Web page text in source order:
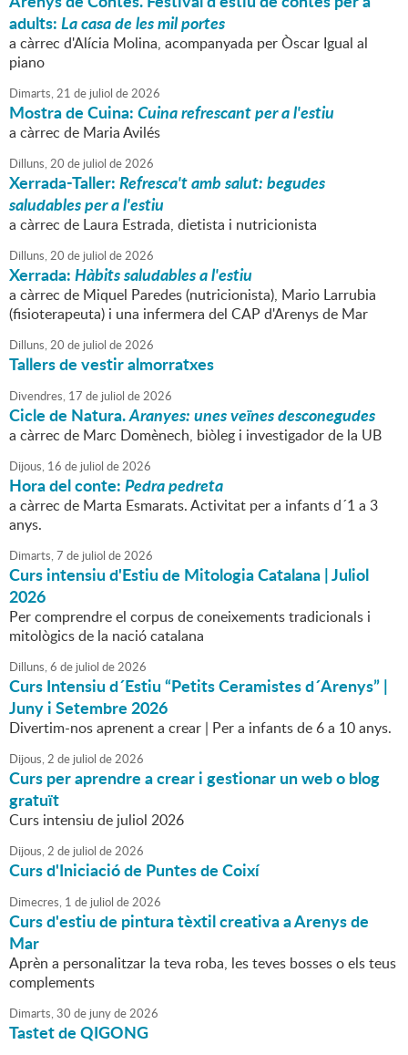
adults:La casa de les mil portes
a càrrec d'Alícia Molina, acompanyada per Òscar Igual al
piano
Dimarts,21 de juliol de2026
Mostra de Cuina:Cuina refrescant per a l'estiu
a càrrec de Maria Avilés
Dilluns,20 de juliol de2026
Xerrada-Taller:Refresca't amb salut: begudes
saludables per a l'estiu
a càrrec de Laura Estrada, dietista i nutricionista
Dilluns,20 de juliol de2026
Xerrada:Hàbits saludables a l'estiu
a càrrec de Miquel Paredes (nutricionista), Mario Larrubia
(fisioterapeuta) i una infermera del CAP d'Arenys de Mar
Dilluns,20 de juliol de2026
Tallers de vestir almorratxes
Divendres, 17 de juliol de2026
Cicle de Natura.Aranyes: unes veïnes desconegudes
a càrrec de Marc Domènech, biòleg i investigador de la UB
Dijous, 16 de juliol de2026
Hora del conte:Pedra pedreta
a càrrec de Marta Esmarats. Activitat per a infants d´1 a 3
anys.
Dimarts,7 de juliol de2026
Curs intensiu d'Estiu de Mitologia Catalana | Juliol
2026
Per comprendre el corpus de coneixements tradicionals i
mitològics de la nació catalana
Dilluns,6 de juliol de2026
Curs Intensiu d´Estiu “Petits Ceramistes d´Arenys” |
Juny i Setembre 2026
Divertim-nos aprenent a crear | Per a infants de 6 a 10 anys.
Dijous,2 de juliol de2026
Curs per aprendre a crear i gestionar un web o blog
gratuït
Curs intensiu de juliol 2026
Dijous,2 de juliol de2026
Curs d'Iniciació de Puntes de Coixí
Dimecres, 1 de juliol de2026
Curs d'estiu de pintura tèxtil creativa a Arenys de
Mar
Aprèn a personalitzar la teva roba, les teves bosses o els teus
complements
Dimarts,30 de junyde2026
Tastet de QIGONG